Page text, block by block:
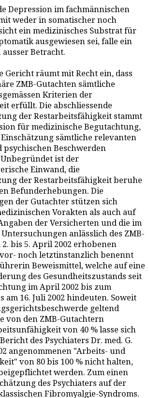
Depression im fachmännischen
weder in somatischer noch
ein medizinisches Substrat für
ausgewiesen sei, falle ein
Betracht.
Gericht räumt mit Recht ein, dass
ZMB-Gutachten sämtliche
Kriterien der
erfüllt. Die abschliessende
der Restarbeitsfähigkeit stammt
für medizinische Begutachtung,
sämtliche relevanten
psychischen Beschwerden
ist der
Einwand, die
der Restarbeitsfähigkeit beruhe
Befunderhebungen. Die
der Gutachter stützen sich
Vorakten als auch auf
der Versicherten und die im
anlässlich des ZMB-
bis 5. April 2002 erhobenen
noch letztinstanzlich benennt
Beweismittel, welche auf eine
des Gesundheitszustands seit
im April 2002 bis zum
am 16. Juli 2002 hindeuten. Soweit
geltend
von den ZMB-Gutachtern
von 40 % lasse sich
des Psychiaters Dr. med. G.
angenommenen "Arbeits- und
von 80 bis 100 % nicht halten,
werden. Zum einen
des Psychiaters auf der
Fibromyalgie-Syndroms.